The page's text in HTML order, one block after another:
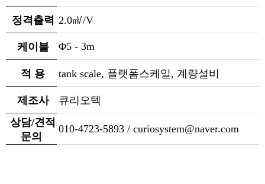
정격출력 2.0㎷/V
케이블 Φ5 - 3m
적 용 tank scale, 플랫폼스케일, 계량설비
제조사
큐리오텍
상담/견적
문의
010-4723-5893 / curiosystem@naver.com